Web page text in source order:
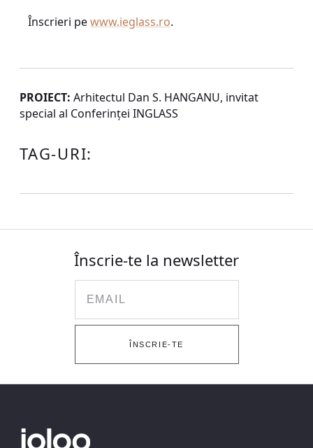
Înscrieri pewww.ieglass.ro.
PROIECT: Arhitectul Dan S. HANGANU, invitat
special al Conferinţei INGLASS
TAG-URI:
Înscrie-te la newsletter
ÎNSCRIE-TE